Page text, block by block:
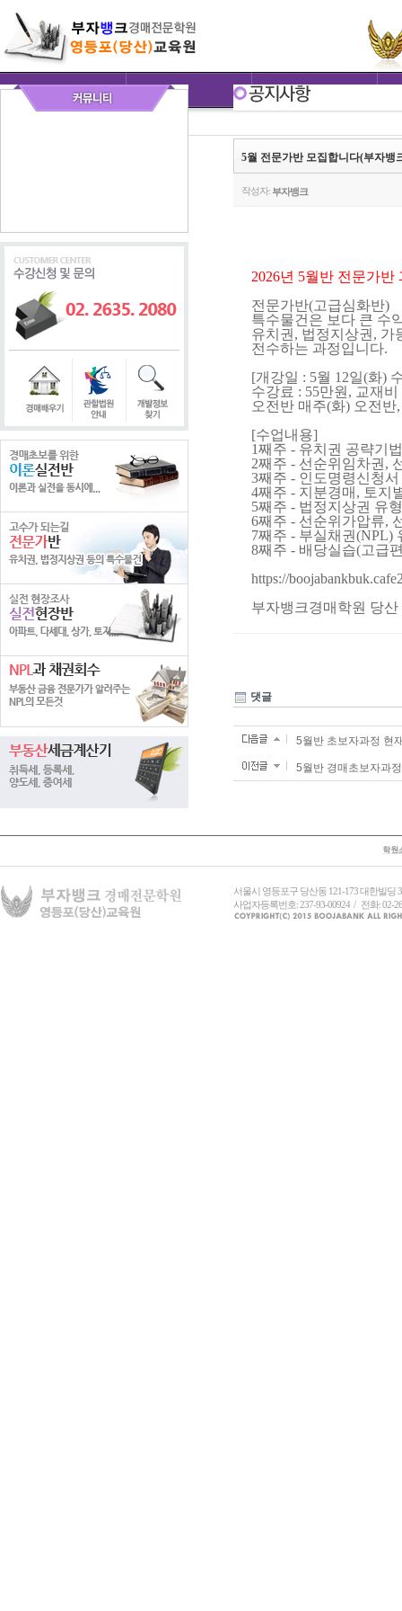
5월 전문가반 모집합니다(부자뱅
작성자: 부자뱅크
2026년 5월반 전문가
전문가반(고급심화반)
특수물건은 보다 큰 수
유치권, 법정지상권, 가
전수하는 과정입니다.
[개강일 : 5월 12일(화)
수강료 : 55만원, 교재비
오전반 매주(화) 오전반
[수업내용]
1째주 - 유치권 공략기
2째주 - 선순위임차권,
3째주 - 인도명령신청
4째주 - 지분경매, 토지
5째주 - 법정지상권 유
6째주 - 선순위가압류,
7째주 - 부실채권(NPL)
8째주 - 배당실습(고급
https://
부자뱅크경매학원 당산
댓글
5월반 초보자과정 현
5월반 경매초보자과
서울시 영등포구 당산동 121-173 대한빌
사업자등록번호: 237-93-00924 / 전화: 02-